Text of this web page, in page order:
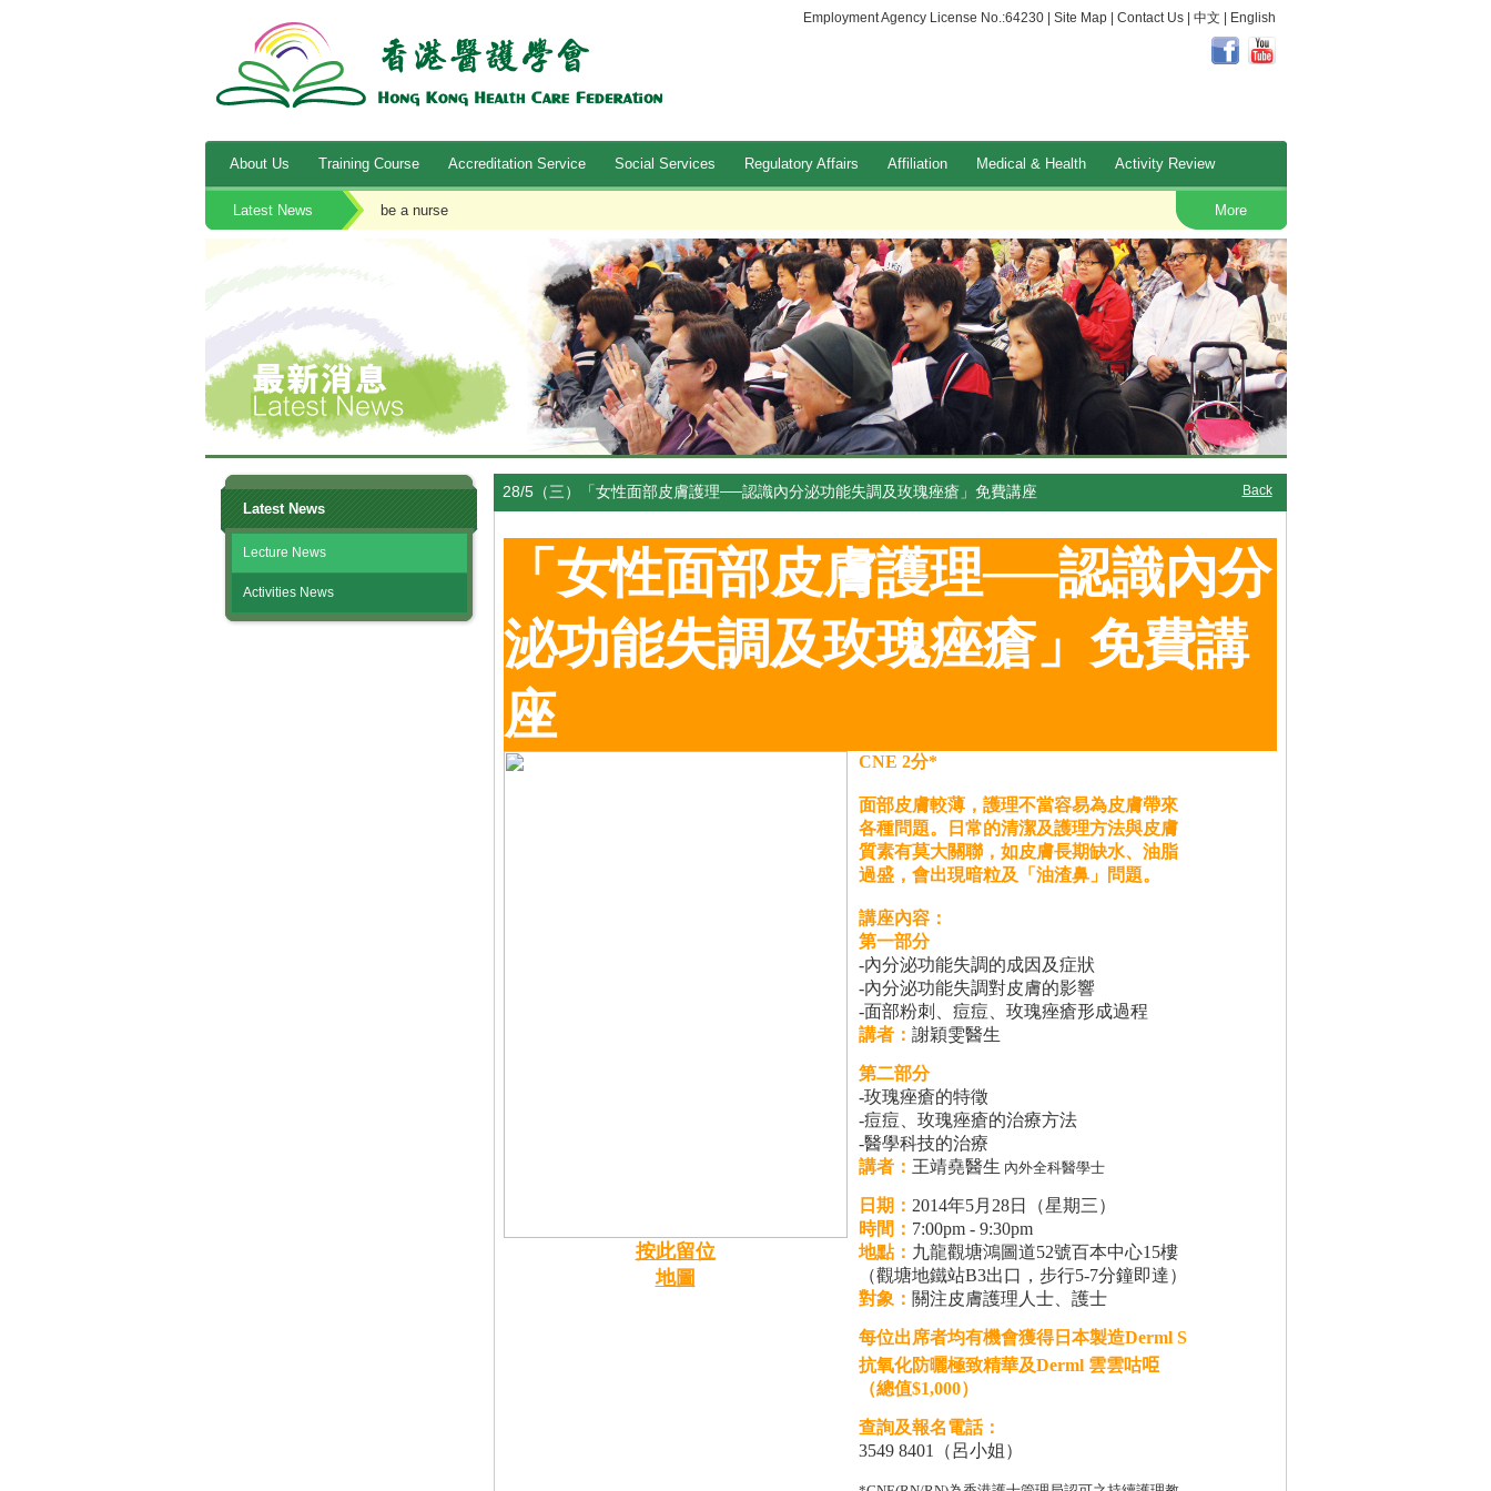
Employment Agency License No.:64230 | Site Map| Contact Us| 中文 English
About Us Training Course Accreditation Service Social Services Regulatory Affairs Affiliation Medical & Health Activity Review
Latest News be a nurse Occupational Safety and Health
More
Latest News
Lecture News
Activities News
28/5（三）「女性面部皮膚護理──認識內分泌功能失調及玫瑰痤瘡」免費講座 Back
「女性面部皮膚護理──認識內分
泌功能失調及玫瑰痤瘡」免費講
座
按此留位
地圖
CNE 2分*
面部皮膚較薄，護理不當容易為皮膚帶來
各種問題。日常的清潔及護理方法與皮膚
質素有莫大關聯，如皮膚長期缺水、油脂
過盛，會出現暗粒及「油渣鼻」問題。
講座內容：
第一部分
-內分泌功能失調的成因及症狀
-內分泌功能失調對皮膚的影響
-面部粉刺、痘痘、玫瑰痤瘡形成過程
講者： 謝穎雯醫生
第二部分
-玫瑰痤瘡的特徵
-痘痘、玫瑰痤瘡的治療方法
-醫學科技的治療
講者： 王靖堯醫生 內外全科醫學士
日期： 2014年5月28日（星期三）
時間： 7:00pm - 9:30pm
地點： 九龍觀塘鴻圖道52號百本中心15樓
（觀塘地鐵站B3出口，步行5-7分鐘即達）
對象： 關注皮膚護理人士、護士
每位出席者均有機會獲得日本製造Derml S
抗氧化防曬極致精華及Derml 雲雲咕𠱸
（總值$1,000）
查詢及報名電話：
3549 8401（呂小姐）